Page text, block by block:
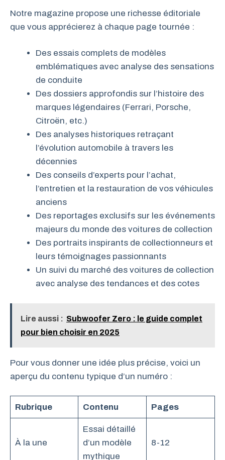
Notre magazine propose une richesse éditoriale
que vous apprécierez à chaque page tournée :
Des essais complets de modèles
emblématiques avec analyse des sensations
de conduite
Des dossiers approfondis sur l’histoire des
marques légendaires (Ferrari, Porsche,
Citroën, etc.)
Des analyses historiques retraçant
l’évolution automobile à travers les
décennies
Des conseils d’experts pour l’achat,
l’entretien et la restauration de vos véhicules
anciens
Des reportages exclusifs sur les événements
majeurs du monde des voitures de collection
Des portraits inspirants de collectionneurs et
leurs témoignages passionnants
Un suivi du marché des voitures de collection
avec analyse des tendances et des cotes
Lire aussi : Subwoofer Zero : le guide complet
pour bien choisir en 2025
Pour vous donner une idée plus précise, voici un
aperçu du contenu typique d’un numéro :
Rubrique Contenu Pages
À la une
Essai détaillé
d’un modèle
mythique
8-12